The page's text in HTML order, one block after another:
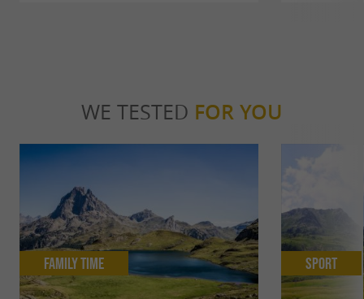
WE TESTED FOR YOU
Family Time Sport